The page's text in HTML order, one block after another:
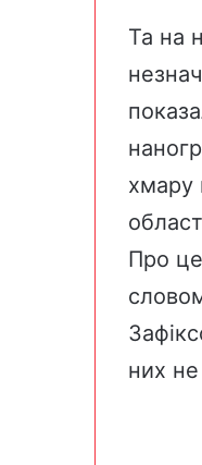
Та на
хмару
Про
них